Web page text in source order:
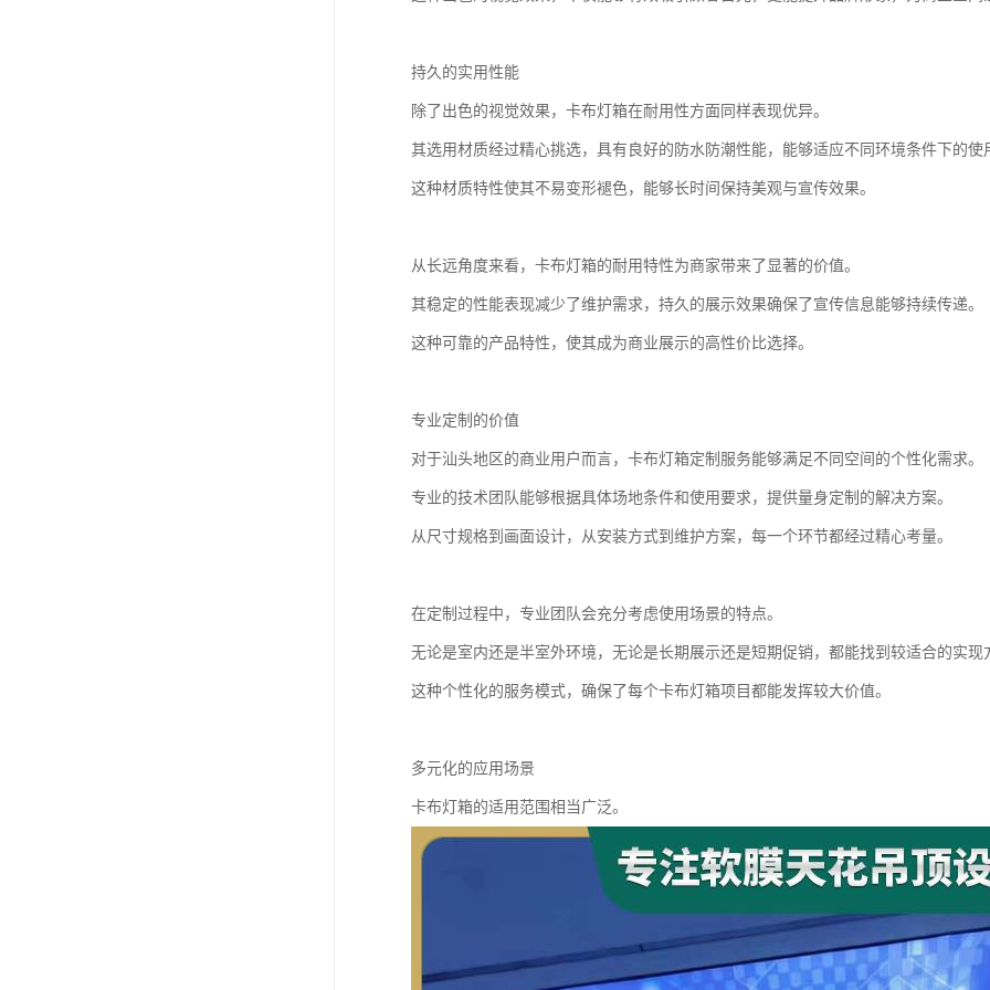
持久的实用性能
除了出色的视觉效果，卡布灯箱在耐用性方面同样表现优异。
其选用材质经过精心挑选，具有良好的防水防潮性能，能够适应不同环境条件下的使
这种材质特性使其不易变形褪色，能够长时间保持美观与宣传效果。
从长远角度来看，卡布灯箱的耐用特性为商家带来了显著的价值。
其稳定的性能表现减少了维护需求，持久的展示效果确保了宣传信息能够持续传递。
这种可靠的产品特性，使其成为商业展示的高性价比选择。
专业定制的价值
对于汕头地区的商业用户而言，卡布灯箱定制服务能够满足不同空间的个性化需求。
专业的技术团队能够根据具体场地条件和使用要求，提供量身定制的解决方案。
从尺寸规格到画面设计，从安装方式到维护方案，每一个环节都经过精心考量。
在定制过程中，专业团队会充分考虑使用场景的特点。
无论是室内还是半室外环境，无论是长期展示还是短期促销，都能找到较适合的实现
这种个性化的服务模式，确保了每个卡布灯箱项目都能发挥较大价值。
多元化的应用场景
卡布灯箱的适用范围相当广泛。